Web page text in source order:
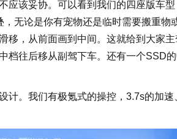
该妥协。可以看到我们的四座版车型
无论是你有宠物还是临时需要搬重物
移，从前面画到中间。这就给到大家
档往后移从副驾下车。还有一个SSD
。我们有极氪式的操控，3.7s的加速